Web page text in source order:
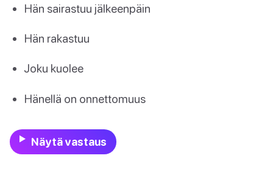
Hän sairastuu jälkeenpäin
Hän rakastuu
Joku kuolee
Hänellä on onnettomuus
Näytä vastaus